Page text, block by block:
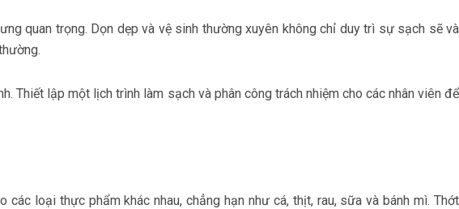
quan trọng. Dọn dẹp và vệ sinh thường xuyên không chỉ duy trì sự sạch sẽ và
lập một lịch trình làm sạch và phân công trách nhiệm cho các nhân viên để
loại thực phẩm khác nhau, chẳng hạn như cá, thịt, rau, sữa và bánh mì. Thớt